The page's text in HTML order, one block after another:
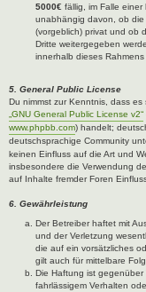
5000€ fällig, im Falle einer
unabhängig davon, ob die
(vorgeblich) privat und ob
Dritte weitergegeben
innerhalb dieses
5. General Public License
Du nimmst zur Kenntnis, dass
„GNU General Public License v2“
www.phpbb.com) handelt;
deutschsprachige Community
keinen Einfluss auf die Art und
insbesondere die Verwendung
auf Inhalte fremder Foren
6. Gewährleistung
Der Betreiber haftet mit
und der Verletzung
die auf ein vorsätzliches
gilt auch für mittelbare
Die Haftung ist gegenüber
fahrlässigem Verhalten